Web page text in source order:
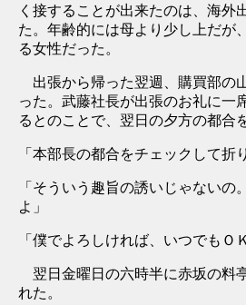
く接することが出来たのは、海外
た。年齢的には母より少し上だが
る女性だった。
出張から帰った翌週、購買部の
った。武藤社長が出張のお礼に一
るとのことで、翌日の夕方の都合
「本部長の都合をチェックして折
「そういう趣旨の誘いじゃないの
よ」
「僕でよろしければ、いつでもＯ
翌日金曜日の六時半に赤坂の料
れた。